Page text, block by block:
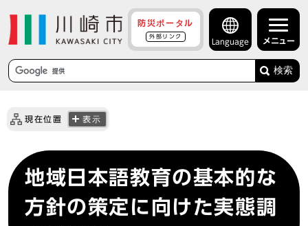
防災ポータル
外部リンク
Language メニュー
検索
現在位置 表示
地域日本語教育の基本的な
方針の策定に向けた実態調